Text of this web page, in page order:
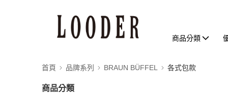
商品分類
首頁 品牌系列 BRAUN BÜFFEL 各式包款
商品分類